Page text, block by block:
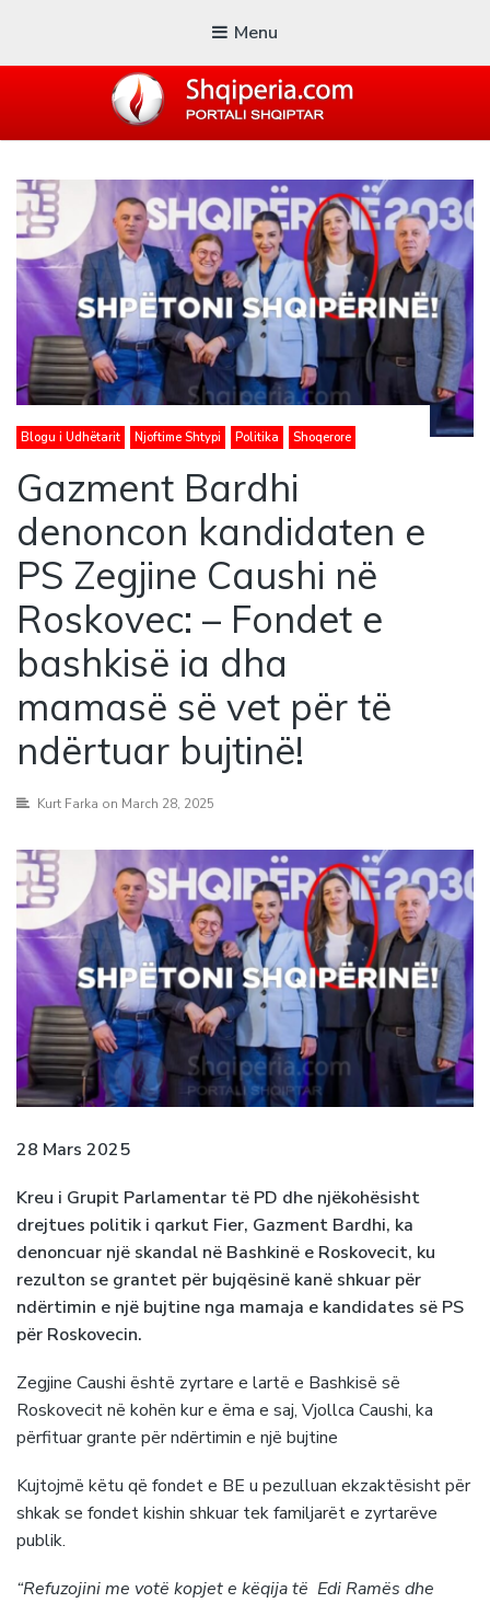
Menu
Blogu i ShqiperiaCom
Blogu i Udhëtarit Njoftime Shtypi Politika Shoqerore
Gazment Bardhi
denoncon kandidaten e
PS Zegjine Caushi në
Roskovec: – Fondet e
bashkisë ia dha
mamasë së vet për të
ndërtuar bujtinë!
Kurt Farka on March 28, 2025
28 Mars 2025
Kreu i Grupit Parlamentar të PD dhe njëkohësisht
drejtues politik i qarkut Fier, Gazment Bardhi, ka
denoncuar një skandal në Bashkinë e Roskovecit, ku
rezulton se grantet për bujqësinë kanë shkuar për
ndërtimin e një bujtine nga mamaja e kandidates së PS
për Roskovecin.
Zegjine Caushi është zyrtare e lartë e Bashkisë së
Roskovecit në kohën kur e ëma e saj, Vjollca Caushi, ka
përfituar grante për ndërtimin e një bujtine
Kujtojmë këtu që fondet e BE u pezulluan ekzaktësisht për
shkak se fondet kishin shkuar tek familjarët e zyrtarëve
publik.
“Refuzojini me votë kopjet e këqija të Edi Ramës dhe